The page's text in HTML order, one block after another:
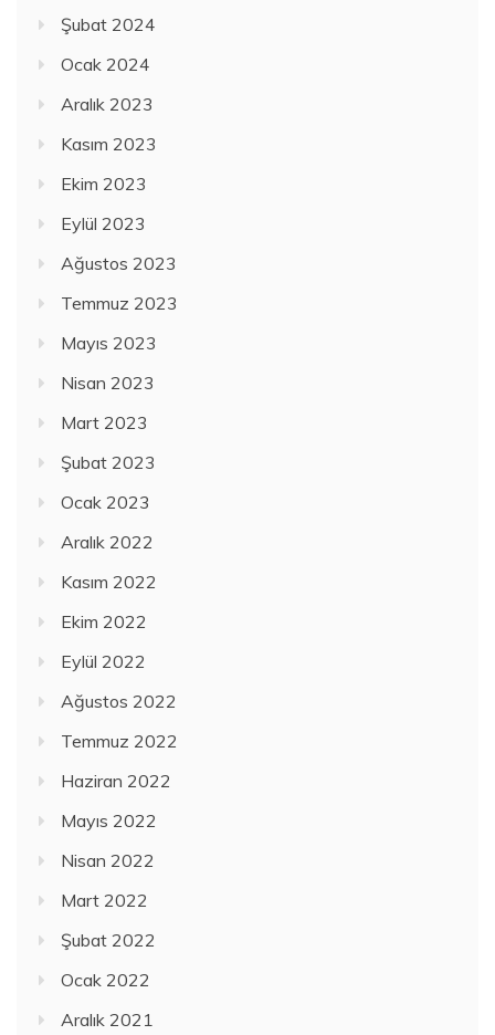
Şubat 2024
Ocak 2024
Aralık 2023
Kasım 2023
Ekim 2023
Eylül 2023
Ağustos 2023
Temmuz 2023
Mayıs 2023
Nisan 2023
Mart 2023
Şubat 2023
Ocak 2023
Aralık 2022
Kasım 2022
Ekim 2022
Eylül 2022
Ağustos 2022
Temmuz 2022
Haziran 2022
Mayıs 2022
Nisan 2022
Mart 2022
Şubat 2022
Ocak 2022
Aralık 2021